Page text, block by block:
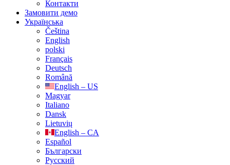
Контакти
Замовити демо
Українська
Čeština
English
polski
Français
Deutsch
Română
English – US
Magyar
Italiano
Dansk
Lietuvių
English – CA
Español
Български
Русский